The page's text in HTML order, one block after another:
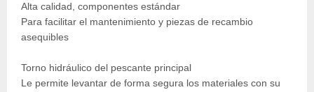
Alta calidad, componentes estándar
Para facilitar el mantenimiento y piezas de recambio
asequibles
Torno hidráulico del pescante principal
Le permite levantar de forma segura los materiales con su